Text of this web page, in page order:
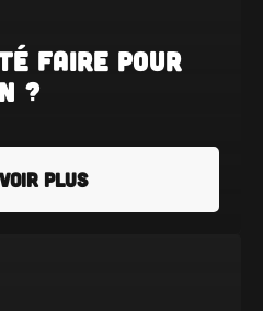
faire pour
?
PLUS